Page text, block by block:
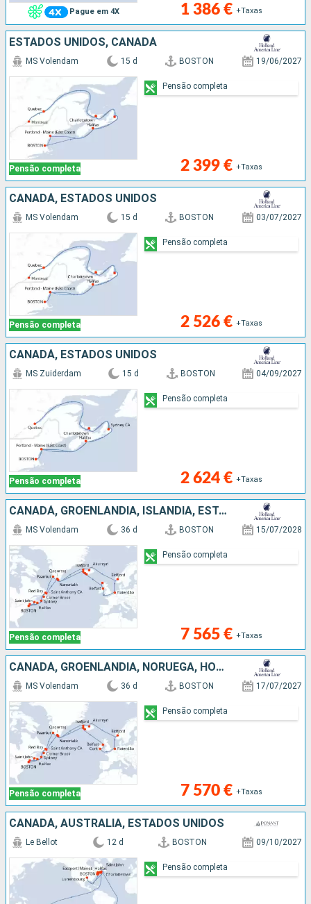
Pague em 4X 1 386 € +Taxas
ESTADOS UNIDOS, CANADÁ
Pensão completa
MS Volendam 15 d BOSTON 19/06/2027
2 399 € +Taxas
Pensão completa
CANADÁ, ESTADOS UNIDOS
Pensão completa
MS Volendam 15 d BOSTON 03/07/2027
2 526 € +Taxas
Pensão completa
CANADÁ, ESTADOS UNIDOS
Pensão completa
MS Zuiderdam 15 d BOSTON 04/09/2027
2 624 € +Taxas
Pensão completa
CANADÁ, GROENLANDIA, ISLÂNDIA, ESTADOS UNIDOS, IRLANDA, HOLANDA, NORUEGA, REINO UNIDO
Pensão completa
MS Volendam 36 d BOSTON 15/07/2028
7 565 € +Taxas
Pensão completa
CANADÁ, GROENLANDIA, NORUEGA, HOLANDA, IRLANDA, ISLÂNDIA, ESTADOS UNIDOS
Pensão completa
MS Volendam 36 d BOSTON 17/07/2027
7 570 € +Taxas
Pensão completa
CANADÁ, AUSTRALIA, ESTADOS UNIDOS
Le Bellot 12 d BOSTON 09/10/2027
Pensão completa